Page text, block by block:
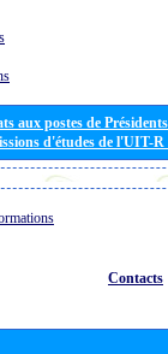
aux postes de
d'études de l'UIT-
Contacts